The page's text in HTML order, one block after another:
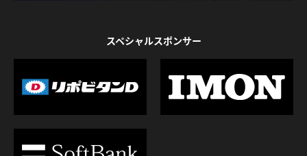
スペシャルスポンサー